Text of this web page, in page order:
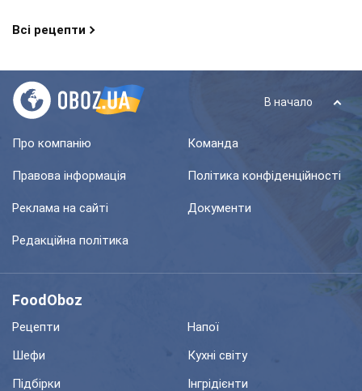
Всі рецепти
В начало
Про компанію Команда
Правова інформація Політика конфіденційності
Реклама на сайті Документи
Редакційна політика
FoodOboz
Рецепти
Напої
Шефи
Кухні світу
Підбірки
Інгрідієнти